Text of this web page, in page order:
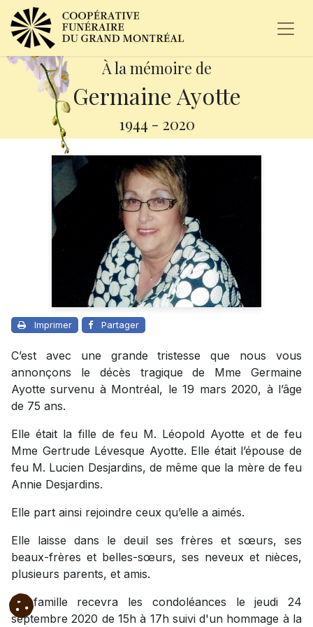
À la mémoire de
Germaine Ayotte
1944 - 2020
Imprimer Partager
C’est avec une grande tristesse que nous vous
annonçons le décès tragique de Mme Germaine
Ayotte survenu à Montréal, le 19 mars 2020, à l’âge
de 75 ans.
Elle était la fille de feu M. Léopold Ayotte et de feu
Mme Gertrude Lévesque Ayotte. Elle était l’épouse de
feu M. Lucien Desjardins, de même que la mère de feu
Annie Desjardins.
Elle part ainsi rejoindre ceux qu’elle a aimés.
Elle laisse dans le deuil ses frères et sœurs, ses
beaux-frères et belles-sœurs, ses neveux et nièces,
plusieurs parents, et amis.
La famille recevra les condoléances le jeudi 24
septembre 2020 de 15h à 17h suivi d'un hommage à la